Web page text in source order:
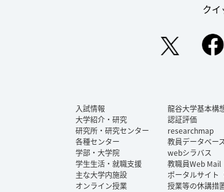
クイ
入試情報
大学紹介・研究
研究所・研究センター
各種センター
学部・大学院
学生生活・就職支援
主な大学内施設
オンライン授業
龍谷大学基本構
認証評価
researchmap
教員データベース
webシラバス
教職員Web Mail
ポータルサイト
授業等の休講措